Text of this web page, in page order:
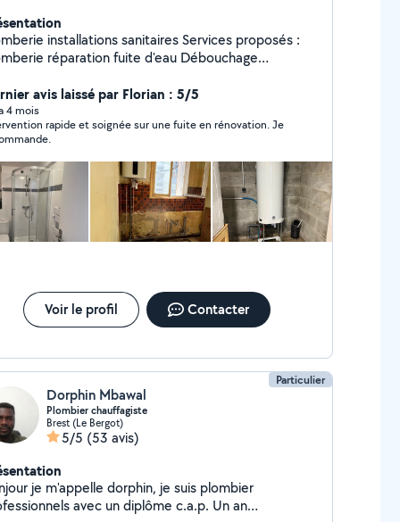
installations sanitaires Services proposés :
fuite d'eau Débouchage
chauffe-eau, douche, WC Création /
de salle de bain Installation d'équipements
ou gros chantiers Pose de
en conformité des installations
urgent ou RDV planifié
avis laissé par Florian : 5/5
4 mois
rapide et soignée sur une fuite en rénovation. Je
Voir le profil Contacter
Particulier
Dorphin Mbawal
Plombier chauffagiste
Brest (Le Bergot)
5/5 (53 avis)
je m'appelle dorphin, je suis plombier
avec un diplôme c.a.p. Un an